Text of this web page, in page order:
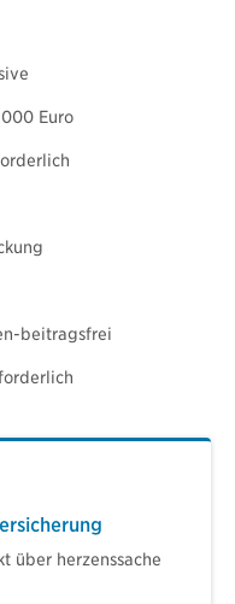
Euro
beitragsfrei
über herzenssache